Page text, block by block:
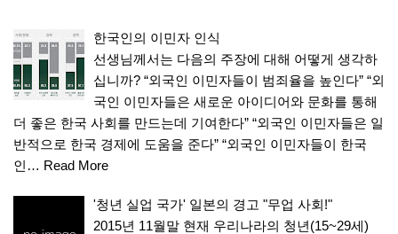
한국인의 이민자 인식
선생님께서는 다음의 주장에 대해 어떻게 생각하
십니까? “외국인 이민자들이 범죄율을 높인다” “외
국인 이민자들은 새로운 아이디어와 문화를 통해
더 좋은 한국 사회를 만드는데 기여한다” “외국인 이민자들은 일
반적으로 한국 경제에 도움을 준다” “외국인 이민자들이 한국
인… Read More
'청년 실업 국가' 일본의 경고 "무업 사회!"
2015년 11월말 현재 우리나라의 청년(15~29세)